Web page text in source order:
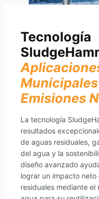
Tecnología
Emisiones
La tecnología
resultados
de aguas residuales,
del agua y la
diseño avanzado
lograr un impacto neto
residuales mediante